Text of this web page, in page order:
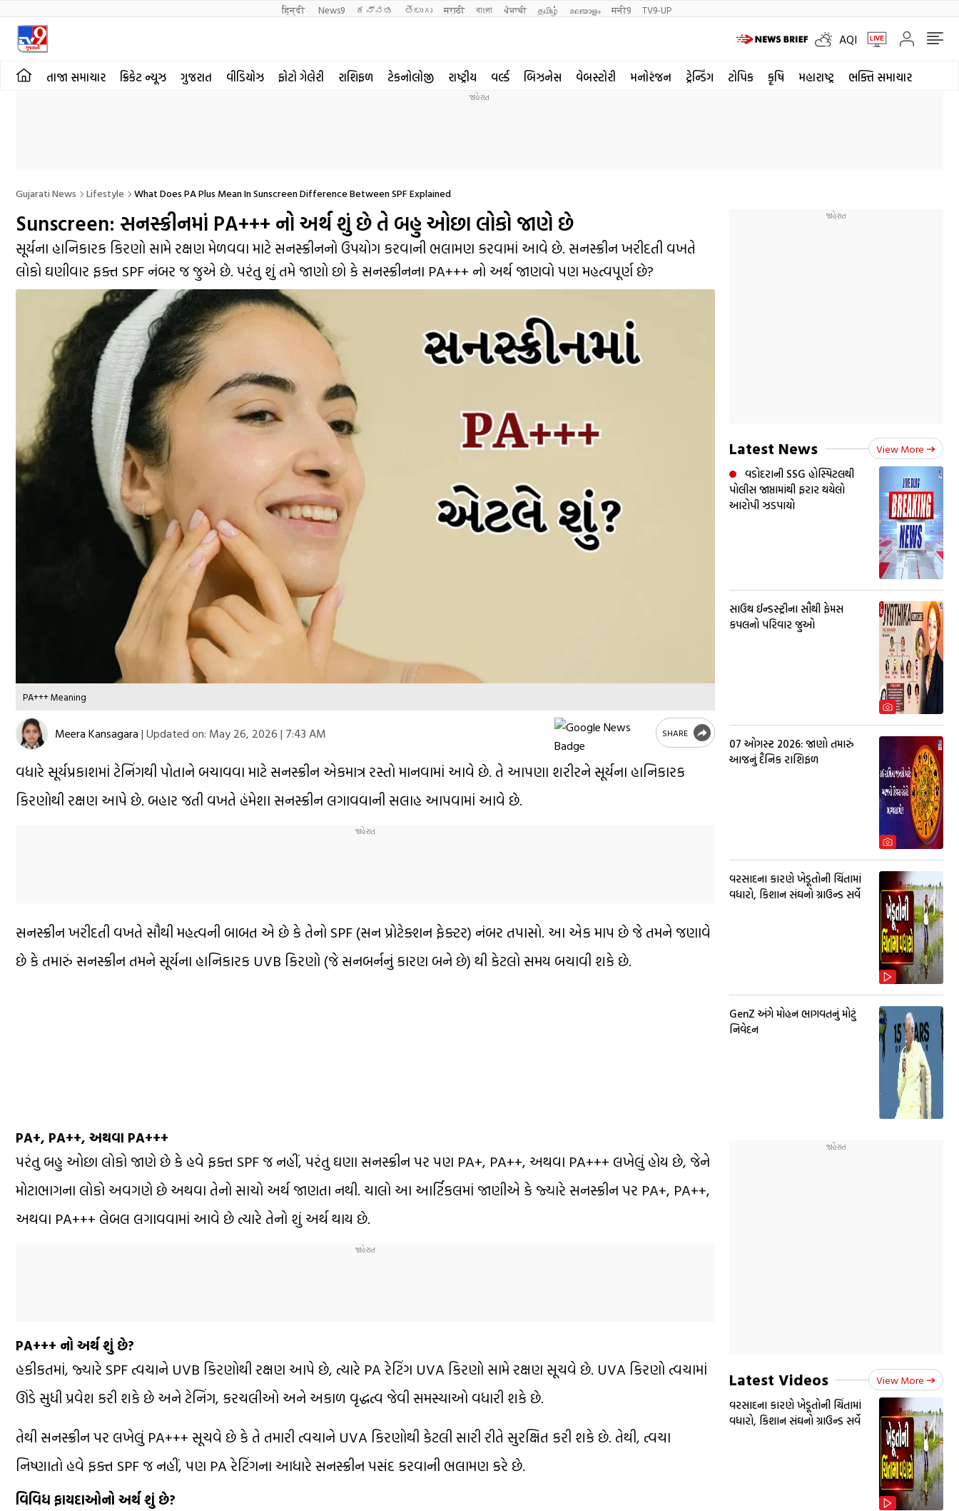
हिन्दी News9 ಕನ್ನಡ తెలుగు मराठी বাংলা ਪੰਜਾਬੀ தமிழ் മലയാളം मनी9 TV9-UP
AQI
તાજા સમાચાર ક્રિકેટ ન્યૂઝ ગુજરાત વીડિયોઝ ફોટો ગેલેરી રાશિફળ ટેકનોલોજી રાષ્ટ્રીય વર્લ્ડ બિઝનેસ વેબસ્ટોરી મનોરંજન ટ્રેન્ડિંગ ટોપિક કૃષિ મહારાષ્ટ્ર ભક્તિ સમાચાર
Gujarati News Lifestyle What Does PA Plus Mean In Sunscreen Difference Between SPF Explained
Sunscreen: સનસ્ક્રીનમાં PA+++ નો અર્થ શું છે તે બહુ ઓછા લોકો જાણે છે
સૂર્યના હાનિકારક કિરણો સામે રક્ષણ મેળવવા માટે સનસ્ક્રીનનો ઉપયોગ કરવાની ભલામણ કરવામાં આવે છે. સનસ્ક્રીન ખરીદતી વખતે
લોકો ઘણીવાર ફક્ત SPF નંબર જ જુએ છે. પરંતુ શું તમે જાણો છો કે સનસ્ક્રીનના PA+++ નો અર્થ જાણવો પણ મહત્વપૂર્ણ છે?
PA+++ Meaning
Meera Kansagara | Updated on: May 26, 2026 | 7:43 AM SHARE
વધારે સૂર્યપ્રકાશમાં ટેનિંગથી પોતાને બચાવવા માટે સનસ્ક્રીન એકમાત્ર રસ્તો માનવામાં આવે છે. તે આપણા શરીરને સૂર્યના હાનિકારક
કિરણોથી રક્ષણ આપે છે. બહાર જતી વખતે હંમેશા સનસ્ક્રીન લગાવવાની સલાહ આપવામાં આવે છે.
સનસ્ક્રીન ખરીદતી વખતે સૌથી મહત્વની બાબત એ છે કે તેનો SPF (સન પ્રોટેક્શન ફેક્ટર) નંબર તપાસો. આ એક માપ છે જે તમને જણાવે
છે કે તમારું સનસ્ક્રીન તમને સૂર્યના હાનિકારક UVB કિરણો (જે સનબર્નનું કારણ બને છે) થી કેટલો સમય બચાવી શકે છે.
PA+, PA++, અથવા PA+++
પરંતુ બહુ ઓછા લોકો જાણે છે કે હવે ફક્ત SPF જ નહીં, પરંતુ ઘણા સનસ્ક્રીન પર પણ PA+, PA++, અથવા PA+++ લખેલું હોય છે, જેને
મોટાભાગના લોકો અવગણે છે અથવા તેનો સાચો અર્થ જાણતા નથી. ચાલો આ આર્ટિકલમાં જાણીએ કે જ્યારે સનસ્ક્રીન પર PA+, PA++,
અથવા PA+++ લેબલ લગાવવામાં આવે છે ત્યારે તેનો શું અર્થ થાય છે.
PA+++ નો અર્થ શું છે?
હકીકતમાં, જ્યારે SPF ત્વચાને UVB કિરણોથી રક્ષણ આપે છે, ત્યારે PA રેટિંગ UVA કિરણો સામે રક્ષણ સૂચવે છે. UVA કિરણો ત્વચામાં
ઊંડે સુધી પ્રવેશ કરી શકે છે અને ટેનિંગ, કરચલીઓ અને અકાળ વૃદ્ધત્વ જેવી સમસ્યાઓ વધારી શકે છે.
તેથી સનસ્ક્રીન પર લખેલું PA+++ સૂચવે છે કે તે તમારી ત્વચાને UVA કિરણોથી કેટલી સારી રીતે સુરક્ષિત કરી શકે છે. તેથી, ત્વચા
નિષ્ણાતો હવે ફક્ત SPF જ નહીં, પણ PA રેટિંગના આધારે સનસ્ક્રીન પસંદ કરવાની ભલામણ કરે છે.
વિવિધ ફાયદાઓનો અર્થ શું છે?
Latest News View More
વડોદરાની SSG હોસ્પિટલથી
પોલીસ જાપ્તામાંથી ફરાર થયેલો
આરોપી ઝડપાયો
સાઉથ ઈન્ડસ્ટ્રીના સૌથી ફેમસ
કપલનો પરિવાર જુઓ
07 ઓગસ્ટ 2026: જાણો તમારું
આજનું દૈનિક રાશિફળ
વરસાદના કારણે ખેડૂતોની ચિંતામાં
વધારો, કિશાન સંઘનો ગ્રાઉન્ડ સર્વે
GenZ અંગે મોહન ભાગવતનું મોટું
નિવેદન
Latest Videos View More
વરસાદના કારણે ખેડૂતોની ચિંતામાં
વધારો, કિશાન સંઘનો ગ્રાઉન્ડ સર્વે